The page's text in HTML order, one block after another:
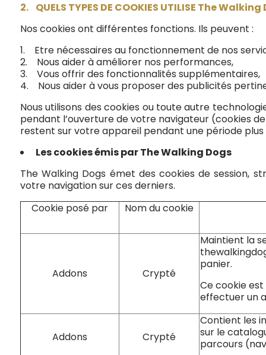
2. QUELS TYPES DE COOKIES UTILISE The Walking
Nos cookies ont différentes fonctions. Ils peuvent :
1. Etre nécessaires au fonctionnement de nos
2. Nous aider à améliorer nos performances,
3. Vous offrir des fonctionnalités supplémentaires,
4. Nous aider à vous proposer des publicités
Nous utilisons des cookies ou toute autre
pendant l’ouverture de votre navigateur (cookies
restent sur votre appareil pendant une période
Les cookies émis par The Walking Dogs
The Walking Dogs émet des cookies de session,
votre navigation sur ces derniers.
Cookie posé par
Nom du cookie
Addons Crypté
Maintient la
panier.
Ce cookie
effectuer un
Addons Crypté
Contient les
sur le
parcours